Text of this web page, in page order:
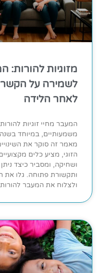
מזוגיות להורות:
לשמירה על
לאחר הלידה
המעבר מחיי זוגיות
משמעותיים, במיוחד
מאמר זה סוקר את
הזוגי, מציע כלים
ושחיקה, ומסביר כיצד
ותקשורת פתוחה. גלו את
ולצלוח את המעבר